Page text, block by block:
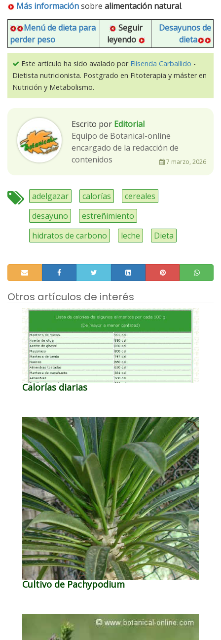
Más informaciónsobre alimentación natural.
Menú de dieta para
perder peso
Seguir
leyendo
Desayunos de
dieta
Este artículo ha sido avalado por Elisenda Carballido -
Dietista nutricionista. Postgrado en Fitoterapia y máster en
Nutrición y Metabolismo.
Escrito por Editorial
Equipo de Botanical-online
encargado de la redacción de
contenidos
7 marzo, 2026
adelgazar calorías
cereales
desayuno
estreñimiento
hidratos de carbono
leche Dieta
Otros artículos de interés
Calorías diarias
Cultivo de Pachypodium